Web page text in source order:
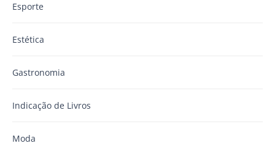
Esporte
Estética
Gastronomia
Indicação de Livros
Moda